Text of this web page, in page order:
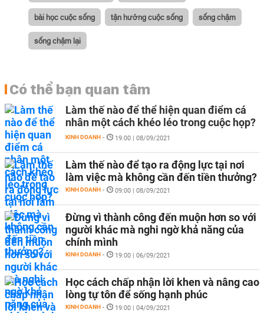
bài học cuộc sống tận hưởng cuộc sống sống chậm
sống chậm lại
Có thể bạn quan tâm
Làm thế nào để thể hiện quan điểm cá
nhân một cách khéo léo trong cuộc họp?
KINH DOANH - 19:00 | 08/09/2021
Làm thế nào để tạo ra động lực tại nơi
làm việc mà không cần đến tiền thưởng?
KINH DOANH - 09:00 | 08/09/2021
Đừng vì thành công đến muộn hơn so với
người khác mà nghi ngờ khả năng của
chính mình
KINH DOANH - 19:00 | 06/09/2021
Học cách chấp nhận lời khen và nâng cao
lòng tự tôn để sống hạnh phúc
KINH DOANH - 19:00 | 04/09/2021